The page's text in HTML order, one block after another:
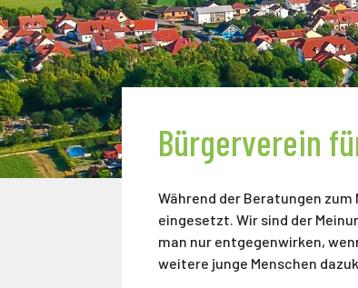
Bürgerverein
Während der Beratungen
eingesetzt. Wir sind der
man nur entgegenwirken,
weitere junge Menschen